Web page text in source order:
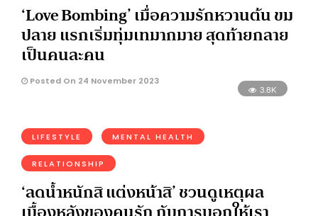
‘Love Bombing’ เมื่อความรักหวานต้น ขม
ปลาย แรกเริ่มทุ่มเทมากมาย สุดท้ายกลาย
เป็นคนละคน
Posted On 24 November 2023
3.8K
LIFESTYLE MENTAL HEALTH
RELATIONSHIP
‘ลดน้ำหนักสิ แต่งหน้าสิ’ ชวนดูเหตุผล